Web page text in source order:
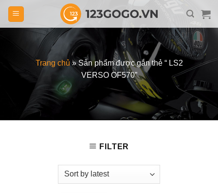
Skip
content
Trang chủ»Sản phẩm được gắn thẻ “ LS2
VERSO OF570”
FILTER